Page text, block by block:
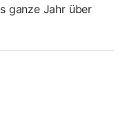
ganze Jahr über